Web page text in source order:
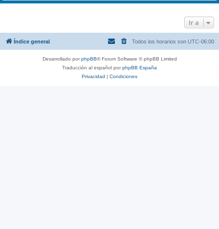
Ir a
Índice general Todos los horarios son UTC-06:00
Desarrollado porphpBB® Forum Software © phpBB Limited
Traducción al español porphpBB España
Privacidad | Condiciones